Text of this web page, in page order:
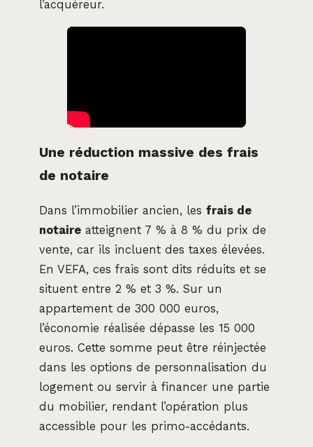
l’acquéreur.
Une réduction massive des frais
de notaire
Dans l’immobilier ancien, les frais de
notaire atteignent 7 % à 8 % du prix de
vente, car ils incluent des taxes élevées.
En VEFA, ces frais sont dits réduits et se
situent entre 2 % et 3 %. Sur un
appartement de 300 000 euros,
l’économie réalisée dépasse les 15 000
euros. Cette somme peut être réinjectée
dans les options de personnalisation du
logement ou servir à financer une partie
du mobilier, rendant l’opération plus
accessible pour les primo-accédants.